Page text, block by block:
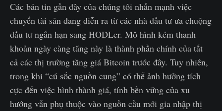
Các bản tin gần đây của chúng tôi nhấn mạnh việc
chuyển tài sản đang diễn ra từ các nhà đầu tư ưa chuộng
đầu tư ngắn hạn sang HODLer. Mô hình kém thanh
khoản ngày càng tăng này là thành phần chính của tất
cả các thị trường tăng giá Bitcoin trước đây. Tuy nhiên,
trong khi “cú sốc nguồn cung” có thể ảnh hưởng tích
cực đến việc hình thành giá, tính bền vững của xu
hướng vẫn phụ thuộc vào nguồn cầu mới gia nhập thị